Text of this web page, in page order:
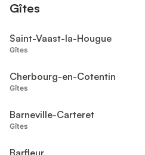
Gîtes
Saint-Vaast-la-Hougue
Gîtes
Cherbourg-en-Cotentin
Gîtes
Barneville-Carteret
Gîtes